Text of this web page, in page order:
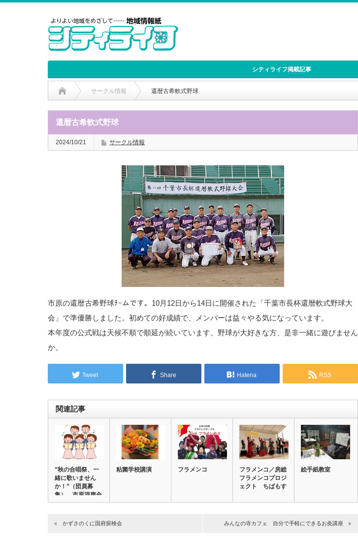
シティライフ掲載記事
サークル情報 還暦古希軟式野球
還暦古希軟式野球
2024/10/21 サークル情報
市原の還暦古希野球ﾁｰムです。10月12日から14日に開催された「千葉市長杯還暦軟式野球大
会」で準優勝しました。初めての好成績で、メンバーは益々やる気になっています。
本年度の公式戦は天候不順で順延が続いています。野球が大好きな方、是非一緒に遊びません
か。
Tweet Share Hatena RSS
関連記事
”秋の合唱祭、一
緒に歌いません
か！”（団員募
集） 市原混声合
唱団…
粘菌学校講演 フラメンコ
フラメンコ／房総
フラメンコプロジ
ェクト ちばもす
絵手紙教室
かずさのくに国府探検会 みんなの寺カフェ 自分で手軽にできるお灸講座